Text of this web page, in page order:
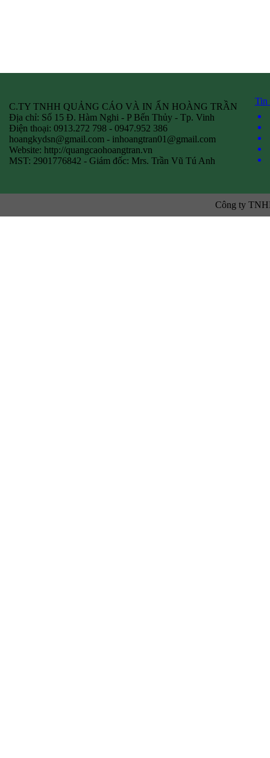
C.TY TNHH QUẢNG CÁO VÀ IN ẤN HOÀNG TRẦN
Địa chỉ: Số 15 Đ. Hàm Nghi - P Bến Thủy - Tp. Vinh
Điện thoại: 0913.272 798 - 0947.952 386
hoangkydsn@gmail.com - inhoangtran01@gmail.com
Website: http://quangcaohoangtran.vn
MST: 2901776842 - Giám đốc: Mrs. Trần Vũ Tú Anh
Tin
Công ty